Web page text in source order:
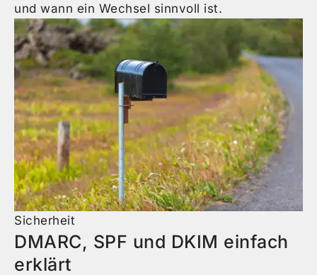
und wann ein Wechsel sinnvoll ist.
Sicherheit
DMARC, SPF und DKIM einfach
erklärt